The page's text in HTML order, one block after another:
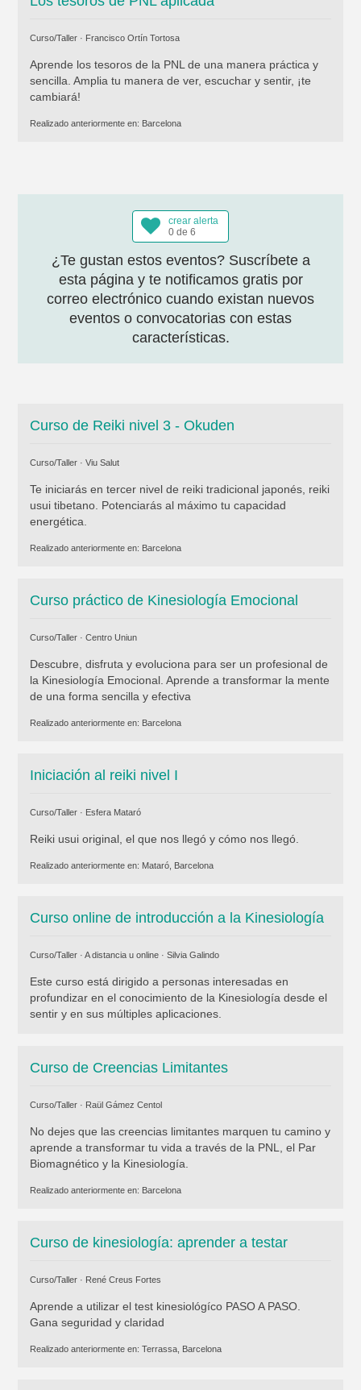
Curso/Taller · Francisco Ortín Tortosa
Aprende los tesoros de la PNL de una manera práctica y
sencilla. Amplia tu manera de ver, escuchar y sentir, ¡te
cambiará!
Realizado anteriormente en: Barcelona
crear alerta
0 de 6
¿Te gustan estos eventos? Suscríbete a
esta página y te notificamos gratis por
correo electrónico cuando existan nuevos
eventos o convocatorias con estas
características.
Curso de Reiki nivel 3 - Okuden
Curso/Taller · Viu Salut
Te iniciarás en tercer nivel de reiki tradicional japonés, reiki
usui tibetano. Potenciarás al máximo tu capacidad
energética.
Realizado anteriormente en: Barcelona
Curso práctico de Kinesiología Emocional
Curso/Taller · Centro Uniun
Descubre, disfruta y evoluciona para ser un profesional de
la Kinesiología Emocional. Aprende a transformar la mente
de una forma sencilla y efectiva
Realizado anteriormente en: Barcelona
Iniciación al reiki nivel I
Curso/Taller · Esfera Mataró
Reiki usui original, el que nos llegó y cómo nos llegó.
Realizado anteriormente en: Mataró, Barcelona
Curso online de introducción a la Kinesiología
Curso/Taller · A distancia u online · Silvia Galindo
Este curso está dirigido a personas interesadas en
profundizar en el conocimiento de la Kinesiología desde el
sentir y en sus múltiples aplicaciones.
Curso de Creencias Limitantes
Curso/Taller · Raül Gámez Centol
No dejes que las creencias limitantes marquen tu camino y
aprende a transformar tu vida a través de la PNL, el Par
Biomagnético y la Kinesiología.
Realizado anteriormente en: Barcelona
Curso de kinesiología: aprender a testar
Curso/Taller · René Creus Fortes
Aprende a utilizar el test kinesiológíco PASO A PASO.
Gana seguridad y claridad
Realizado anteriormente en: Terrassa, Barcelona